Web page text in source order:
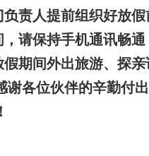
负责人提前组织好放
，请保持手机通讯畅通
假期间外出旅游、探
谢各位伙伴的辛勤付